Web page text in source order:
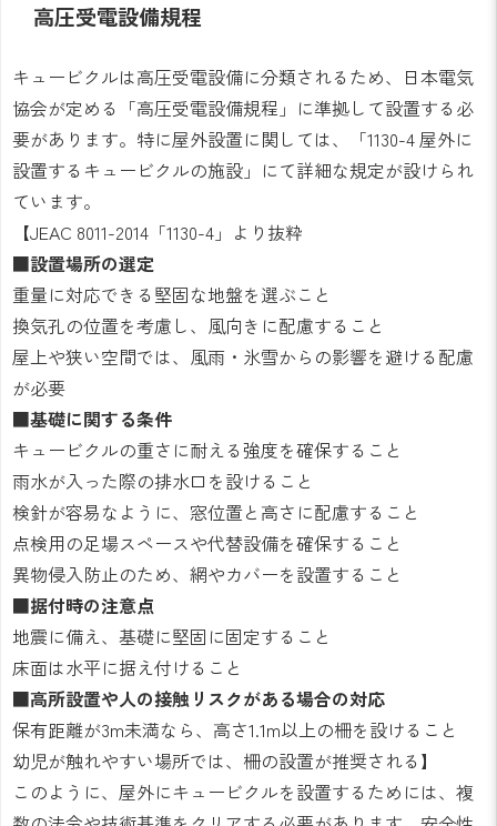
高圧受電設備規程
キュービクルは高圧受電設備に分類されるため、日本電気
協会が定める「高圧受電設備規程」に準拠して設置する必
要があります。特に屋外設置に関しては、「1130-4 屋外に
設置するキュービクルの施設」にて詳細な規定が設けられ
ています。
【JEAC 8011-2014「1130-4」より抜粋
■設置場所の選定
重量に対応できる堅固な地盤を選ぶこと
換気孔の位置を考慮し、風向きに配慮すること
屋上や狭い空間では、風雨・氷雪からの影響を避ける配慮
が必要
■基礎に関する条件
キュービクルの重さに耐える強度を確保すること
雨水が入った際の排水口を設けること
検針が容易なように、窓位置と高さに配慮すること
点検用の足場スペースや代替設備を確保すること
異物侵入防止のため、網やカバーを設置すること
■据付時の注意点
地震に備え、基礎に堅固に固定すること
床面は水平に据え付けること
■高所設置や人の接触リスクがある場合の対応
保有距離が3m未満なら、高さ1.1m以上の柵を設けること
幼児が触れやすい場所では、柵の設置が推奨される】
このように、屋外にキュービクルを設置するためには、複